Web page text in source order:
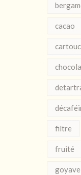
cacao
filtre
fruité
goyave